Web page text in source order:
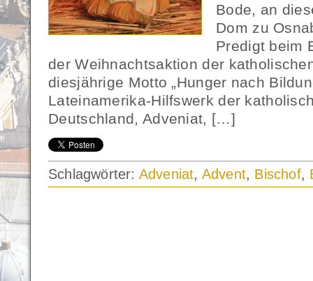
Bode, an
Dom zu
Predigt beim
der Weihnachtsaktion der
diesjährige Motto „Hunger nach
Lateinamerika-Hilfswerk der
Deutschland, Adveniat, […]
Schlagwörter: Adveniat, Advent, Bischof,